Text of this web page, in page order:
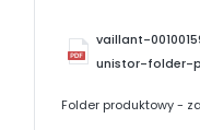
vaillant-
unistor-folder-
Folder produktowy -